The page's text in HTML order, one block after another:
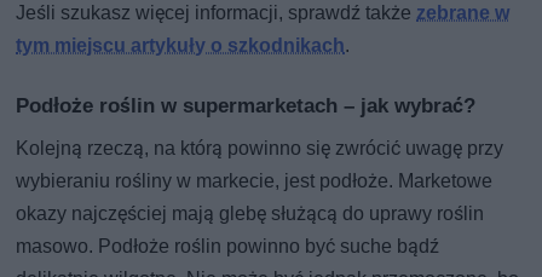
Jeśli szukasz więcej informacji, sprawdź także zebrane w
tym miejscu artykuły o szkodnikach.
Podłoże roślin w supermarketach – jak wybrać?
Kolejną rzeczą, na którą powinno się zwrócić uwagę przy
wybieraniu rośliny w markecie, jest podłoże. Marketowe
okazy najczęściej mają glebę służącą do uprawy roślin
masowo. Podłoże roślin powinno być suche bądź